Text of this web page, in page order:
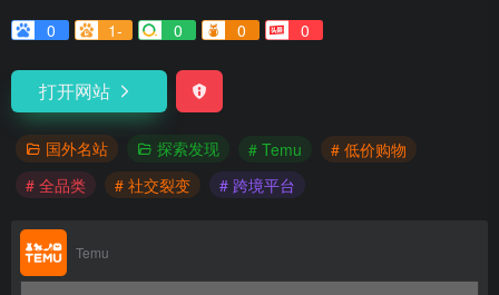
0
1- 0 0 0
打开网站
国外名站 探索发现 # Temu
# 低价购物
# 全品类
# 社交裂变 # 跨境平台
Temu